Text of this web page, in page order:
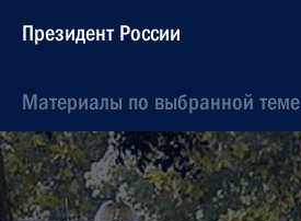
Президент России
Материалы по выбранной теме